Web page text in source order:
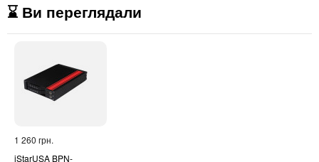
⌛ Ви переглядали
1 260 грн.
iStarUSA BPN-